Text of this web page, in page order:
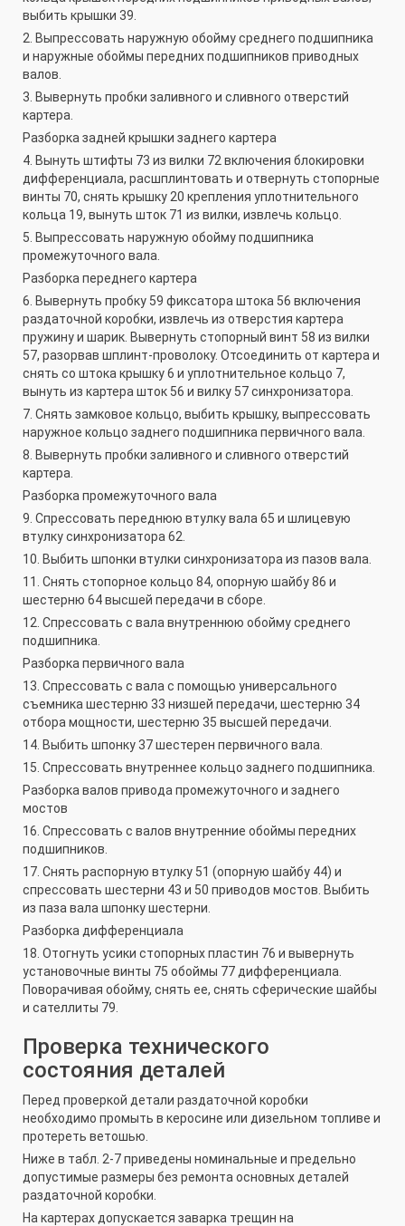
выбить крышки 39.
2. Выпрессовать наружную обойму среднего подшипника
и наружные обоймы передних подшипников приводных
валов.
3. Вывернуть пробки заливного и сливного отверстий
картера.
Разборка задней крышки заднего картера
4. Вынуть штифты 73 из вилки 72 включения блокировки
дифференциала, расшплинтовать и отвернуть стопорные
винты 70, снять крышку 20 крепления уплотнительного
кольца 19, вынуть шток 71 из вилки, извлечь кольцо.
5. Выпрессовать наружную обойму подшипника
промежуточного вала.
Разборка переднего картера
6. Вывернуть пробку 59 фиксатора штока 56 включения
раздаточной коробки, извлечь из отверстия картера
пружину и шарик. Вывернуть стопорный винт 58 из вилки
57, разорвав шплинт-проволоку. Отсоединить от картера и
снять со штока крышку 6 и уплотнительное кольцо 7,
вынуть из картера шток 56 и вилку 57 синхронизатора.
7. Снять замковое кольцо, выбить крышку, выпрессовать
наружное кольцо заднего подшипника первичного вала.
8. Вывернуть пробки заливного и сливного отверстий
картера.
Разборка промежуточного вала
9. Спрессовать переднюю втулку вала 65 и шлицевую
втулку синхронизатора 62.
10. Выбить шпонки втулки синхронизатора из пазов вала.
11. Снять стопорное кольцо 84, опорную шайбу 86 и
шестерню 64 высшей передачи в сборе.
12. Спрессовать с вала внутреннюю обойму среднего
подшипника.
Разборка первичного вала
13. Спрессовать с вала с помощью универсального
съемника шестерню 33 низшей передачи, шестерню 34
отбора мощности, шестерню 35 высшей передачи.
14. Выбить шпонку 37 шестерен первичного вала.
15. Спрессовать внутреннее кольцо заднего подшипника.
Разборка валов привода промежуточного и заднего
мостов
16. Спрессовать с валов внутренние обоймы передних
подшипников.
17. Снять распорную втулку 51 (опорную шайбу 44) и
спрессовать шестерни 43 и 50 приводов мостов. Выбить
из паза вала шпонку шестерни.
Разборка дифференциала
18. Отогнуть усики стопорных пластин 76 и вывернуть
установочные винты 75 обоймы 77 дифференциала.
Поворачивая обойму, снять ее, снять сферические шайбы
и сателлиты 79.
Проверка технического
состояния деталей
Перед проверкой детали раздаточной коробки
необходимо промыть в керосине или дизельном топливе и
протереть ветошью.
Ниже в табл. 2-7 приведены номинальные и предельно
допустимые размеры без ремонта основных деталей
раздаточной коробки.
На картерах допускается заварка трещин на